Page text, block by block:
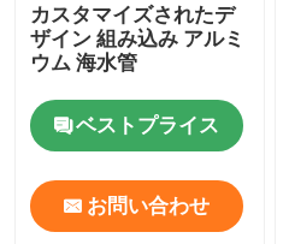
カスタマイズされたデ
ザイン 組み込み アルミ
ウム 海水管
ベストプライス
お問い合わせ